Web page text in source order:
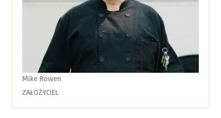
Mike Rowen
ZAŁOŻYCIEL